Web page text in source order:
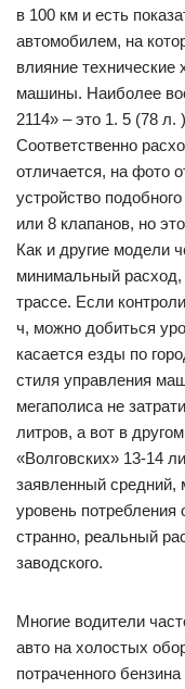
в 100 км и есть
автомобилем, на
влияние технические
машины. Наиболее
2114» – это 1. 5 (78 л.
Соответственно
отличается, на фото
устройство
или 8 клапанов, но
Как и другие модели
минимальный расход,
трассе. Если
ч, можно добиться
касается езды по
стиля управления
мегаполиса не
литров, а вот в
«Волговских» 13-14
заявленный
уровень потребления
странно, реальный
заводского.
Многие водители
авто на холостых
потраченного